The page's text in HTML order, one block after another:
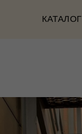
КАТАЛОГ